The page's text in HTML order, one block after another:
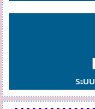
ระบ